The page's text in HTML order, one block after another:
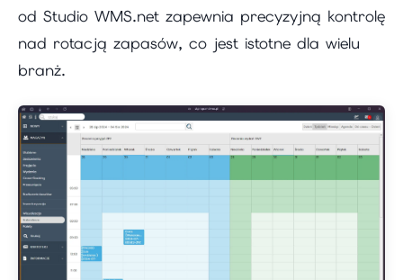
od Studio WMS.net zapewnia precyzyjną kontrolę
nad rotacją zapasów, co jest istotne dla wielu
branż.